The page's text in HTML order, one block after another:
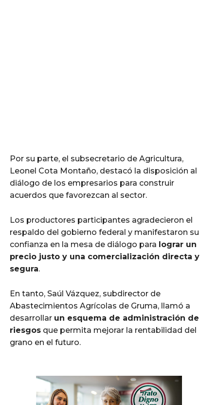
Por su parte, el subsecretario de Agricultura,
Leonel Cota Montaño, destacó la disposición al
diálogo de los empresarios para construir
acuerdos que favorezcan al sector.
Los productores participantes agradecieron el
respaldo del gobierno federal y manifestaron su
confianza en la mesa de diálogo para lograr un
precio justo y una comercialización directa y
segura.
En tanto, Saúl Vázquez, subdirector de
Abastecimientos Agrícolas de Gruma, llamó a
desarrollar un esquema de administración de
riesgos que permita mejorar la rentabilidad del
grano en el futuro.